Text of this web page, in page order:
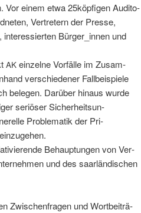
Vor einem etwa 25köpfigen Audi­to­
Vertretern der Presse,
Bürger_innen und
AKeinzelne Vor­fälle im Zusam­
ver­schieden­er Fall­beispiele
bele­gen. Darüber hin­aus wurde
ser­iös­er Sicher­heit­sun­
Prob­lematik der Pri­
Behaup­tun­gen von Ver­
und des saar­ländis­chen
Zwis­chen­fra­gen und Wort­beiträ­